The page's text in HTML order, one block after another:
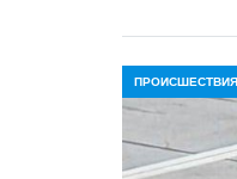
ПРОИСШЕСТВИЯ